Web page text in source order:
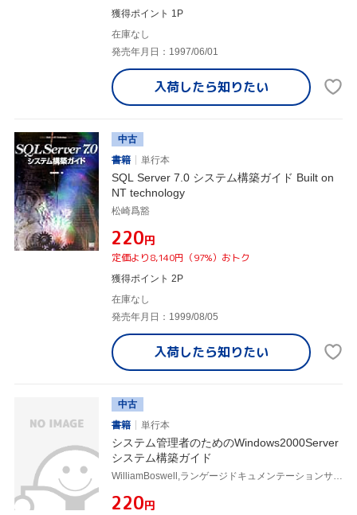
獲得ポイント 1P
在庫なし
発売年月日：1997/06/01
入荷したら知りたい
中古
書籍
単行本
SQL Server 7.0 システム構築ガイド Built on
NT technology
松崎爲豁
¥220円
定価より8,140円（97%）おトク
獲得ポイント 2P
在庫なし
発売年月日：1999/08/05
入荷したら知りたい
中古
書籍
単行本
システム管理者のためのWindows2000Server
システム構築ガイド
WilliamBoswell,ランゲージドキュメンテーションサービス,松崎為豁
¥220円